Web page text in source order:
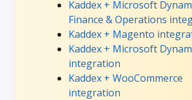
Kaddex + Microsoft
Finance & Operations
Kaddex + Magento
Kaddex + Microsoft
integration
Kaddex + WooCommerce
integration